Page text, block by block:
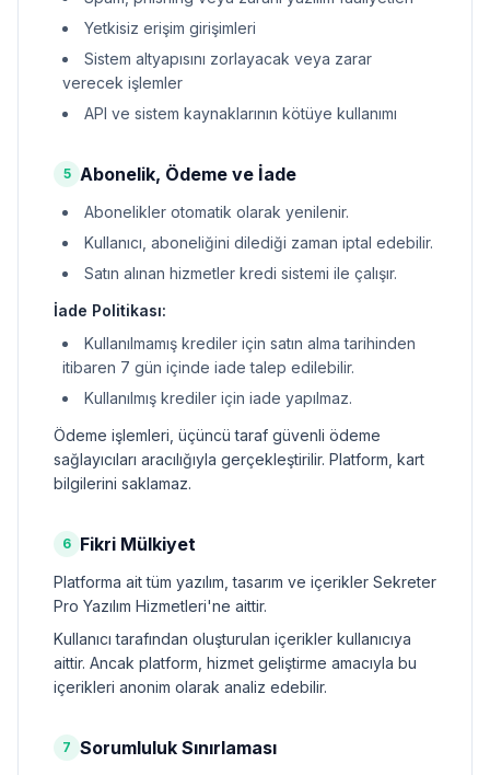
Yetkisiz erişim girişimleri
Sistem altyapısını zorlayacak veya zarar
verecek işlemler
API ve sistem kaynaklarının kötüye kullanımı
5 Abonelik, Ödeme ve İade
Abonelikler otomatik olarak yenilenir.
Kullanıcı, aboneliğini dilediği zaman iptal edebilir.
Satın alınan hizmetler kredi sistemi ile çalışır.
İade Politikası:
Kullanılmamış krediler için satın alma tarihinden
itibaren 7 gün içinde iade talep edilebilir.
Kullanılmış krediler için iade yapılmaz.
Ödeme işlemleri, üçüncü taraf güvenli ödeme
sağlayıcıları aracılığıyla gerçekleştirilir. Platform, kart
bilgilerini saklamaz.
6 Fikri Mülkiyet
Platforma ait tüm yazılım, tasarım ve içerikler Sekreter
Pro Yazılım Hizmetleri'ne aittir.
Kullanıcı tarafından oluşturulan içerikler kullanıcıya
aittir. Ancak platform, hizmet geliştirme amacıyla bu
içerikleri anonim olarak analiz edebilir.
7 Sorumluluk Sınırlaması